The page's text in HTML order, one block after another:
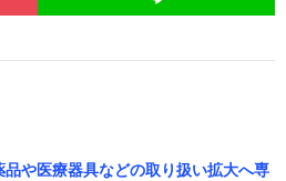
品や医療器具などの取り扱い拡大へ専